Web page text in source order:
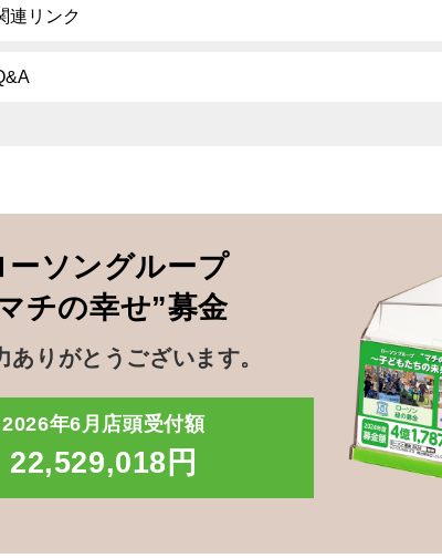
連リンク
ーソングループ
チの幸せ”募金
ありがとうございます。
2026年6月店頭受付額
22,529,018円